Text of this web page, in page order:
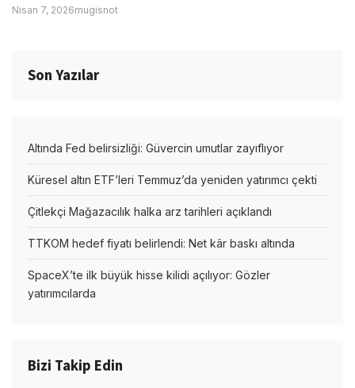
Nisan 7, 2026mugisnot
Son Yazılar
Altında Fed belirsizliği: Güvercin umutlar zayıflıyor
Küresel altın ETF’leri Temmuz’da yeniden yatırımcı çekti
Çitlekçi Mağazacılık halka arz tarihleri açıklandı
TTKOM hedef fiyatı belirlendi: Net kâr baskı altında
SpaceX’te ilk büyük hisse kilidi açılıyor: Gözler
yatırımcılarda
Bizi Takip Edin